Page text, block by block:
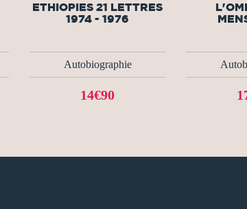
ETHIOPIES 21 LETTRES
1974 - 1976
Autobiographie
14€90